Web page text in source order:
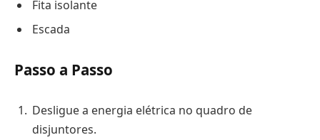
Fita isolante
Escada
Passo a Passo
Desligue a energia elétrica no quadro de
disjuntores.